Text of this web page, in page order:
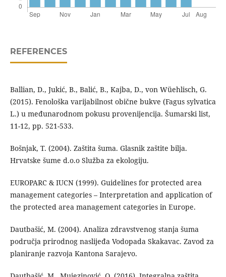
REFERENCES
Ballian, D., Jukić, B., Balić, B., Kajba, D., von Wüehlisch, G.
(2015). Fenološka varijabilnost obične bukve (Fagus sylvatica
L.) u međunarodnom pokusu provenijencija. Šumarski list,
11-12, pp. 521-533.
Bošnjak, T. (2004). Zaštita šuma. Glasnik zaštite bilja.
Hrvatske šume d.o.o Služba za ekologiju.
EUROPARC & IUCN (1999). Guidelines for protected area
management categories – Interpretation and application of
the protected area management categories in Europe.
Dautbašić, M. (2004). Analiza zdravstvenog stanja šuma
područja prirodnog naslijeđa Vodopada Skakavac. Zavod za
planiranje razvoja Kantona Sarajevo.